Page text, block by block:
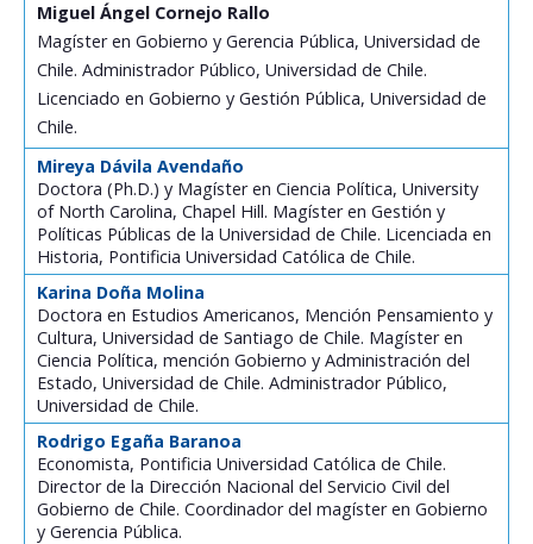
ADMISIÓN
Postulantes
Académicos
Funcionarios
Egresados
Miguel Ángel Cornejo Rallo
Magíster en Gobierno y Gerencia Pública, Universidad de
Chile. Administrador Público, Universidad de Chile.
Licenciado en Gobierno y Gestión Pública, Universidad de
Chile.
Mireya Dávila Avendaño
Doctora (Ph.D.) y Magíster en Ciencia Política, University
of North Carolina, Chapel Hill. Magíster en Gestión y
Políticas Públicas de la Universidad de Chile. Licenciada en
Historia, Pontificia Universidad Católica de Chile.
Karina Doña Molina
Doctora en Estudios Americanos, Mención Pensamiento y
Cultura, Universidad de Santiago de Chile. Magíster en
Ciencia Política, mención Gobierno y Administración del
Estado, Universidad de Chile. Administrador Público,
Universidad de Chile.
Rodrigo Egaña Baranoa
Economista, Pontificia Universidad Católica de Chile.
Director de la Dirección Nacional del Servicio Civil del
Gobierno de Chile. Coordinador del magíster en Gobierno
y Gerencia Pública.